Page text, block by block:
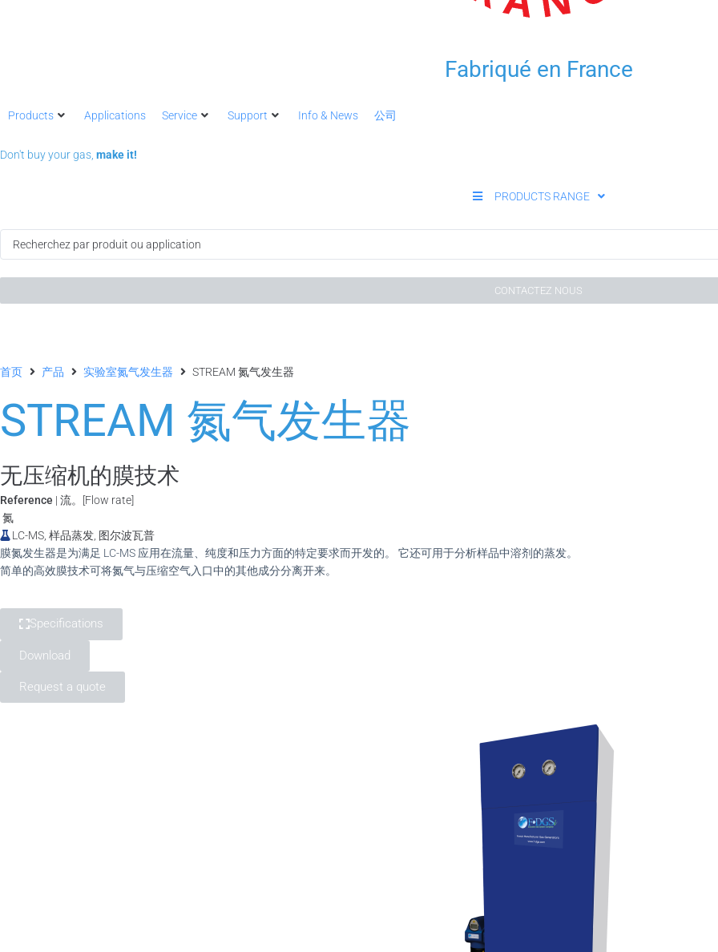
Fabriqué en France
Products Applications Service Support Info & News 公司
Don't buy your gas, make it!
PRODUCTS RANGE
CONTACTEZ NOUS
首页 产品 实验室氮气发生器 STREAM 氮气发生器
STREAM 氮气发生器
无压缩机的膜技术
Reference | 流。[Flow rate]
氮
LC-MS, 样品蒸发, 图尔波瓦普
膜氮发生器是为满足 LC-MS 应用在流量、纯度和压力方面的特定要求而开发的。 它还可用于分析样品中溶剂的蒸发。
简单的高效膜技术可将氮气与压缩空气入口中的其他成分分离开来。
Specifications
Download
Request a quote